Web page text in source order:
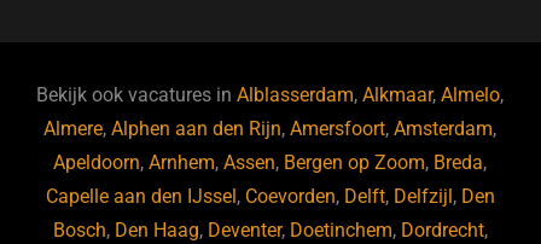
b
o
o
k
ky dI
n
Bekijk ook vacatures inAlblasserdam,Alkmaar,Almelo,
Almere,Alphen aan den Rijn,Amersfoort,Amsterdam,
Apeldoorn,Arnhem,Assen, Bergen op Zoom, Breda,
Capelle aan den IJssel, Coevorden, Delft, Delfzijl, Den
Bosch, Den Haag, Deventer, Doetinchem, Dordrecht,